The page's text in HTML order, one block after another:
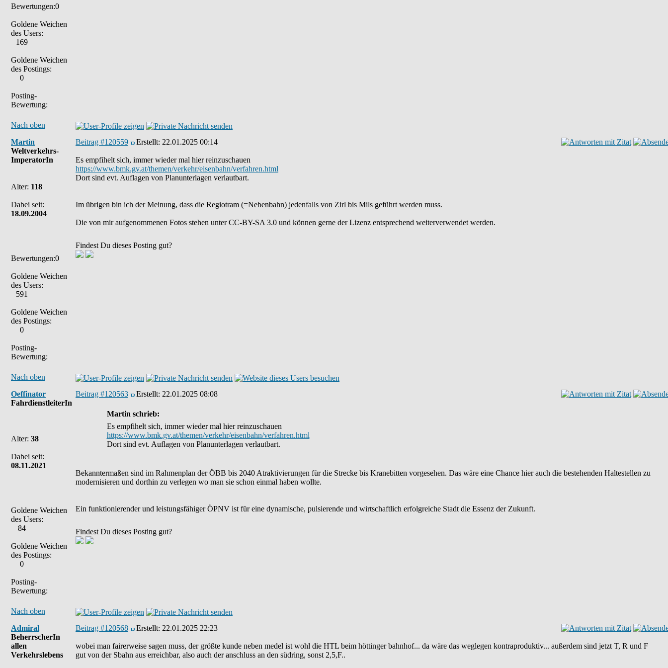
Bewertungen:0
Goldene Weichen
des Users:
169
Goldene Weichen
des Postings:
0
Posting-
Bewertung:
Nach oben
Martin
Weltverkehrs-
ImperatorIn
Alter: 118
Dabei seit:
18.09.2004
Bewertungen:0
Goldene Weichen
des Users:
591
Goldene Weichen
des Postings:
0
Posting-
Bewertung:
Beitrag #120559 Erstellt: 22.01.2025 00:14
Es empfihelt sich, immer wieder mal hier reinzuschauen
https://www.bmk.gv.at/themen/verkehr/eisenbahn/verfahren.html
Dort sind evt. Auflagen von Planunterlagen verlautbart.
Im übrigen bin ich der Meinung, dass die Regiotram (=Nebenbahn) jedenfalls von Zirl bis Mils geführt werden muss.
Die von mir aufgenommenen Fotos stehen unter CC-BY-SA 3.0 und können gerne der Lizenz entsprechend weiterverwendet werden.
Findest Du dieses Posting gut?
Nach oben
Oeffinator
FahrdienstleiterIn
Alter: 38
Dabei seit:
08.11.2021
Goldene Weichen
des Users:
84
Goldene Weichen
des Postings:
0
Posting-
Bewertung:
Beitrag #120563 Erstellt: 22.01.2025 08:08
Martin schrieb:
Es empfihelt sich, immer wieder mal hier reinzuschauen
https://www.bmk.gv.at/themen/verkehr/eisenbahn/verfahren.html
Dort sind evt. Auflagen von Planunterlagen verlautbart.
Bekanntermaßen sind im Rahmenplan der ÖBB bis 2040 Atraktivierungen für die Strecke bis Kranebitten vorgesehen. Das wäre eine Chance hier auch die bestehenden Haltestellen zu
modernisieren und dorthin zu verlegen wo man sie schon einmal haben wollte.
Ein funktionierender und leistungsfähiger ÖPNV ist für eine dynamische, pulsierende und wirtschaftlich erfolgreiche Stadt die Essenz der Zukunft.
Findest Du dieses Posting gut?
Nach oben
Admiral
BeherrscherIn
allen
Verkehrslebens
Beitrag #120568 Erstellt: 22.01.2025 22:23
wobei man fairerweise sagen muss, der größte kunde neben medel ist wohl die HTL beim höttinger bahnhof... da wäre das weglegen kontraproduktiv... außerdem sind jetzt T, R und F
gut von der Sbahn aus erreichbar, also auch der anschluss an den südring, sonst 2,5,F..